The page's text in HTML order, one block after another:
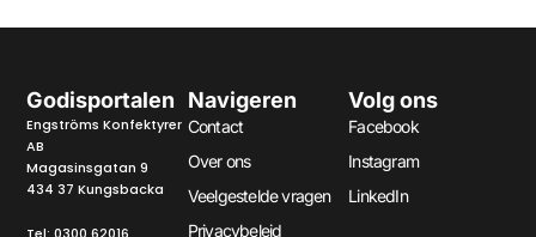
Godisportalen
Engströms Konfektyrer
AB
Magasinsgatan 9
434 37 Kungsbacka
Navigeren
Contact
Over ons
Veelgestelde vragen
Privacybeleid
Volg ons
Facebook
Instagram
LinkedIn